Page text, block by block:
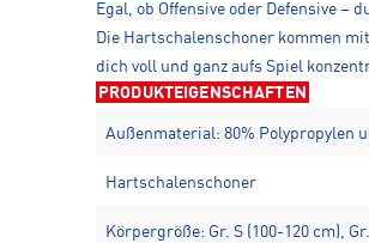
Egal, ob Offensive oder Defensive
Die Hartschalenschoner kommen
dich voll und ganz aufs Spiel
PRODUKTEIGENSCHAFTEN
Außenmaterial: 80% Polypropylen
Hartschalenschoner
Körpergröße: Gr. S (100-120 cm),